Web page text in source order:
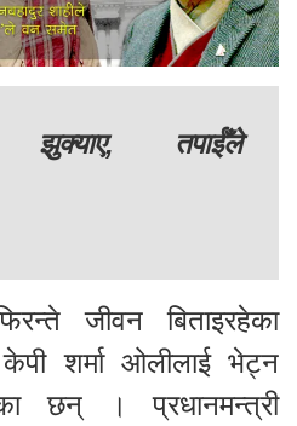
झुक्याए, तपाईँले
जीवन बिताइरहेका
केपी शर्मा ओलीलाई भेट्न
छन् । प्रधानमन्त्री